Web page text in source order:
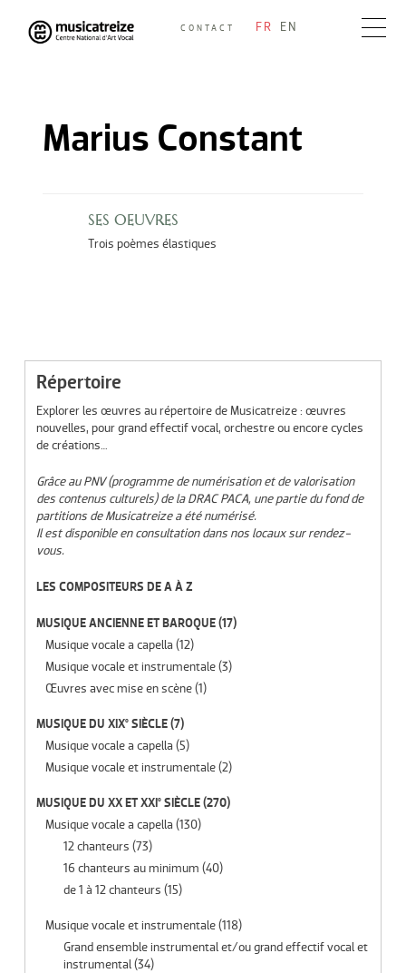
Skip
to
CONTACT FR EN
Marius Constant
SES OEUVRES
Trois poèmes élastiques
Répertoire
Explorer les œuvres au répertoire de Musicatreize : œuvres
nouvelles, pour grand effectif vocal, orchestre ou encore cycles
de créations…
Grâce au PNV (programme de numérisation et de valorisation
des contenus culturels) de la DRAC PACA, une partie du fond de
partitions de Musicatreize a été numérisé.
Il est disponible en consultation dans nos locaux sur rendez-
vous.
LES COMPOSITEURS DE A À Z
MUSIQUE ANCIENNE ET BAROQUE(17)
Musique vocale a capella (12)
Musique vocale et instrumentale(3)
Œuvres avec mise en scène(1)
MUSIQUE DU XIX° SIÈCLE(7)
Musique vocale a capella (5)
Musique vocale et instrumentale(2)
MUSIQUE DU XX ET XXI° SIÈCLE(270)
Musique vocale a capella (130)
12 chanteurs (73)
16 chanteurs au minimum (40)
de 1 à 12 chanteurs (15)
Musique vocale et instrumentale(118)
Grand ensemble instrumental et/ou grand effectif vocal et
instrumental(34)